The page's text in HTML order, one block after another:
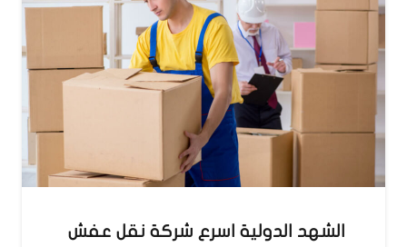
الشهد الدولية اسرع شركة نقل عفش